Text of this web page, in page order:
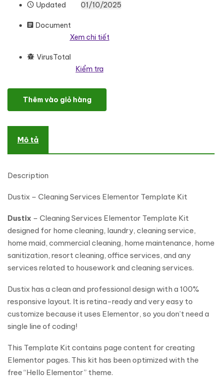
Updated 01/10/2025
Document
Xem chi tiết
VirusTotal
Kiểm tra
Dustix - Cleaning Services Elementor Template Kit số lượng
Thêm vào giỏ hàng
Mô tả
Description
Dustix – Cleaning Services Elementor Template Kit
Dustix – Cleaning Services Elementor Template Kit
designed for home cleaning, laundry, cleaning service,
home maid, commercial cleaning, home maintenance, home
sanitization, resort cleaning, office services, and any
services related to housework and cleaning services.
Dustix has a clean and professional design with a 100%
responsive layout. It is retina-ready and very easy to
customize because it uses Elementor, so you don’t need a
single line of coding!
This Template Kit contains page content for creating
Elementor pages. This kit has been optimized with the
free “Hello Elementor” theme.